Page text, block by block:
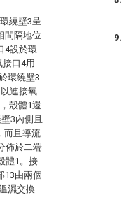
繞壁3呈
間隔地位
4設於環
口4用
環繞壁3
連接氧
殼體1還
3內側且
而且導流
佈於二端
體1。接
13由兩個
濕交換